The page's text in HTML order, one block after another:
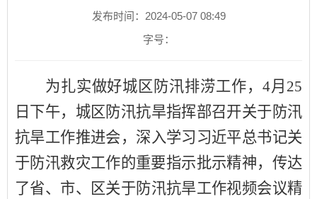
发布时间：2024-05-07 08:49
字号：
为扎实做好城区防汛排涝工作，4月 25
日 下午， 城区防汛抗旱指挥部召开关于 防汛
抗旱工作推进会，深入学习习近平总书记关
于防汛救灾工作的重要指示批示精神，传达
了省、市、区关于防汛抗旱工作视频会议精